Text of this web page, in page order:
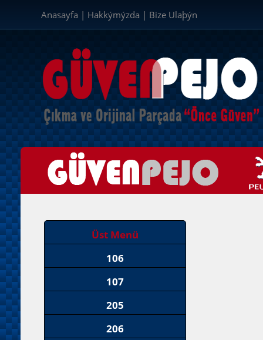
Anasayfa | Hakkýmýzda | Bize Ulaþýn
Üst Menü
106
107
205
206